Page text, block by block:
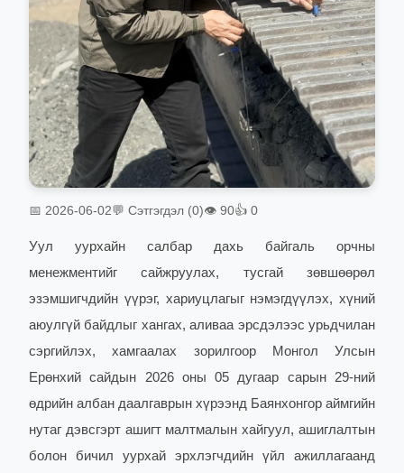
📅 2026-06-02💬 Сэтгэгдэл (0)👁 90👍 0
Уул уурхайн салбар дахь байгаль орчны
менежментийг сайжруулах, тусгай зөвшөөрөл
эзэмшигчдийн үүрэг, хариуцлагыг нэмэгдүүлэх, хүний
аюулгүй байдлыг хангах, аливаа эрсдэлээс урьдчилан
сэргийлэх, хамгаалах зорилгоор Монгол Улсын
Ерөнхий сайдын 2026 оны 05 дугаар сарын 29-ний
өдрийн албан даалгаврын хүрээнд Баянхонгор аймгийн
нутаг дэвсгэрт ашигт малтмалын хайгуул, ашиглалтын
болон бичил уурхай эрхлэгчдийн үйл ажиллагаанд